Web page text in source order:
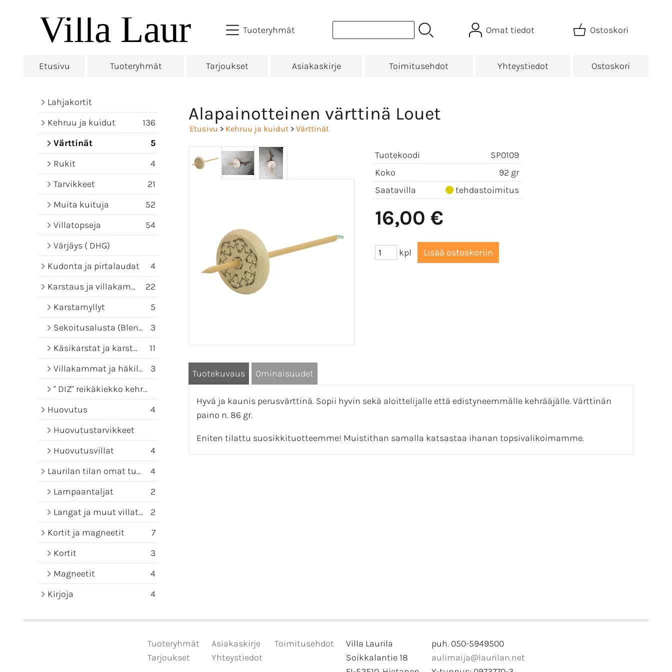
Tuoteryhmät Omat tiedot Ostoskori
Etusivu Tuoteryhmät Tarjoukset Asiakaskirje Toimitusehdot Yhteystiedot Ostoskori
Lahjakortit
Kehruu ja kuidut
136
Värttinät
5
Rukit
4
Tarvikkeet
21
Muita kuituja
52
Villatopseja
54
Värjäys ( DHG)
Kudonta ja pirtalaudat
4
Karstaus ja villakammat
22
Karstamyllyt
5
Sekoitusalusta (Blending board)
3
Käsikarstat ja karstamatot
11
Villakammat ja häkilät
3
" DIZ" reikäkiekko kehruuseen
Huovutus
4
Huovutustarvikkeet
Huovutusvillat
4
Laurilan tilan omat tuotteet
4
Lampaantaljat
2
Langat ja muut villatuotteet
2
Kortit ja magneetit
7
Kortit
3
Magneetit
4
Kirjoja
4
Alapainotteinen värttinä Louet
Etusivu > Kehruu ja kuidut > Värttinät
Tuotekoodi
SP0109
Koko
92 gr
Saatavilla
tehdastoimitus
16,00 €
kpl
Tuotekuvaus Ominaisuudet
Hyvä ja kaunis perusvärttinä. Sopii hyvin sekä aloittelijalle että edistyneemmälle kehrääjälle. Värttinän
paino n. 86 gr.
Eniten tilattu suosikkituotteemme! Muistithan samalla katsastaa ihanan topsivalikoimamme.
Tuoteryhmät
Tarjoukset
Asiakaskirje
Yhteystiedot
Toimitusehdot
Villa Laurila
Soikkalantie 18
puh. 050-5949500
aulimaija@laurilan.net